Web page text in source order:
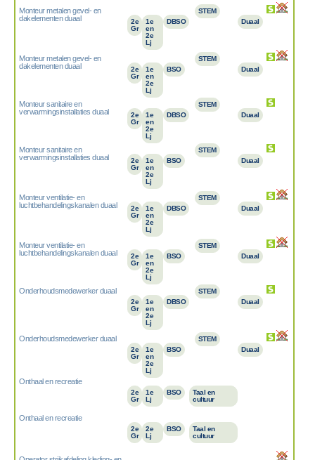
Monteur metalen gevel- en
dakelementen duaal
2e
Gr
1e
en
2e
Lj
DBSO
STEM
Duaal
Monteur metalen gevel- en
dakelementen duaal
2e
Gr
1e
en
2e
Lj
BSO
STEM
Duaal
Monteur sanitaire en
verwarmingsinstallaties duaal
2e
Gr
1e
en
2e
Lj
DBSO
STEM
Duaal
Monteur sanitaire en
verwarmingsinstallaties duaal
2e
Gr
1e
en
2e
Lj
BSO
STEM
Duaal
Monteur ventilatie- en
luchtbehandelingskanalen duaal
2e
Gr
1e
en
2e
Lj
DBSO
STEM
Duaal
Monteur ventilatie- en
luchtbehandelingskanalen duaal
2e
Gr
1e
en
2e
Lj
BSO
STEM
Duaal
Onderhoudsmedewerker duaal
2e
Gr
1e
en
2e
Lj
DBSO
STEM
Duaal
Onderhoudsmedewerker duaal
2e
Gr
1e
en
2e
Lj
BSO
STEM
Duaal
Onthaal en recreatie
2e
Gr
1e
Lj
BSO
Taal en
cultuur
Onthaal en recreatie
2e
Gr
2e
Lj
BSO
Taal en
cultuur